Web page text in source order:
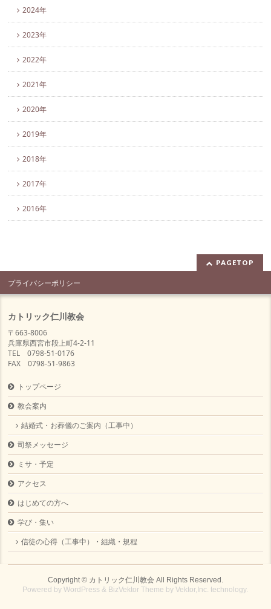
2024年
2023年
2022年
2021年
2020年
2019年
2018年
2017年
2016年
PAGETOP
プライバシーポリシー
カトリック仁川教会
〒663-8006
兵庫県西宮市段上町4-2-11
TEL 0798-51-0176
FAX 0798-51-9863
トップページ
教会案内
結婚式・お葬儀のご案内（工事中）
司祭メッセージ
ミサ・予定
アクセス
はじめての方へ
学び・集い
信徒の心得（工事中）・組織・規程
Copyright © カトリック仁川教会All Rights Reserved.
Powered byWordPress & BizVektor Theme byVektor,Inc. technology.